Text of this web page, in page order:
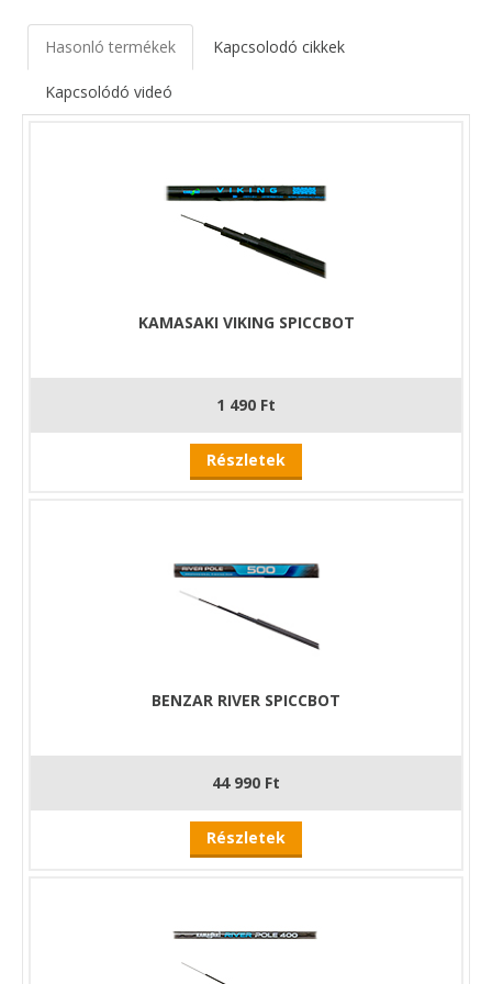
Hasonló termékek Kapcsolodó cikkek
Kapcsolódó videó
KAMASAKI VIKING SPICCBOT
1 490 Ft
Részletek
BENZAR RIVER SPICCBOT
44 990 Ft
Részletek